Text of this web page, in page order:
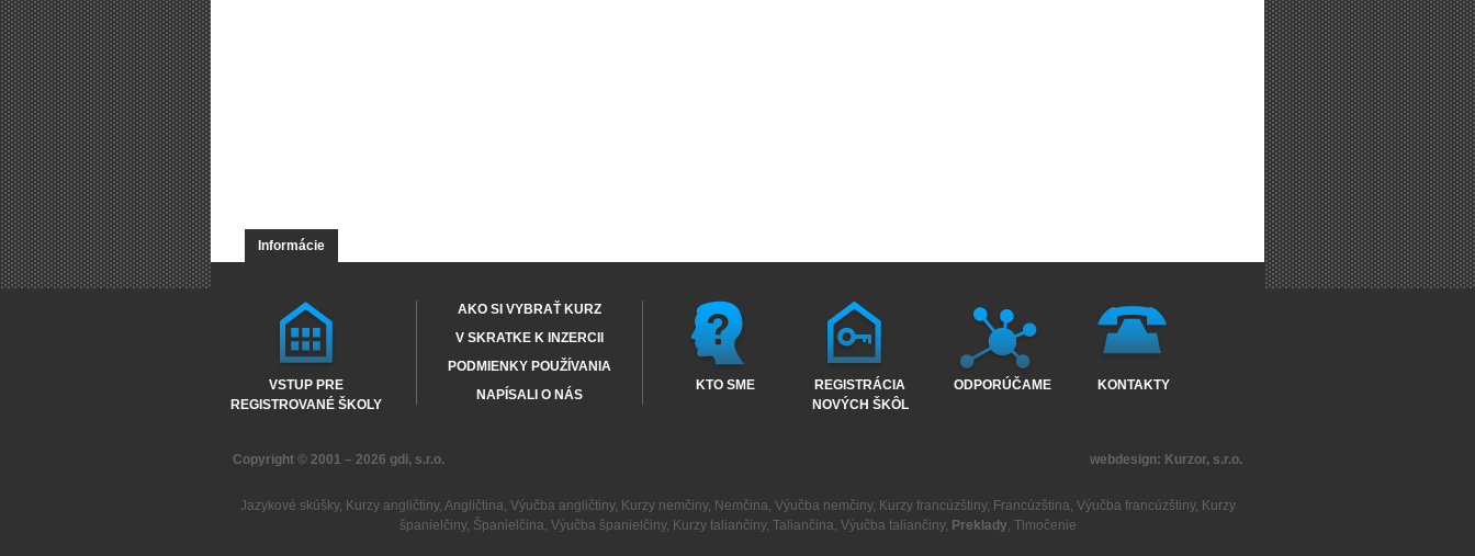
Informácie
VSTUP PRE
REGISTROVANÉ ŠKOLY
AKO SI VYBRAŤ KURZ
V SKRATKE K INZERCII
PODMIENKY POUŽÍVANIA
NAPÍSALI O NÁS
KTO SME
REGISTRÁCIA
NOVÝCH ŠKÔL
ODPORÚČAME KONTAKTY
Copyright © 2001 – 2026 gdi, s.r.o. webdesign: Kurzor, s.r.o.
Jazykové skúšky, Kurzy angličtiny, Angličtina, Výučba angličtiny, Kurzy nemčiny, Nemčina, Výučba nemčiny, Kurzy francúzštiny, Francúzština, Výučba francúzštiny, Kurzy
španielčiny, Španielčina, Výučba španielčiny, Kurzy taliančiny, Taliančina, Výučba taliančiny, Preklady, Tlmočenie